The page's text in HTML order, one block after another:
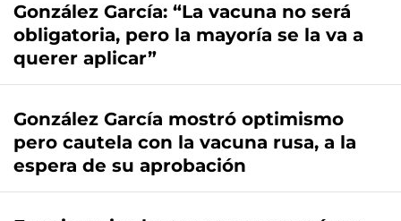
González García: “La vacuna no será
obligatoria, pero la mayoría se la va a
querer aplicar”
González García mostró optimismo
pero cautela con la vacuna rusa, a la
espera de su aprobación